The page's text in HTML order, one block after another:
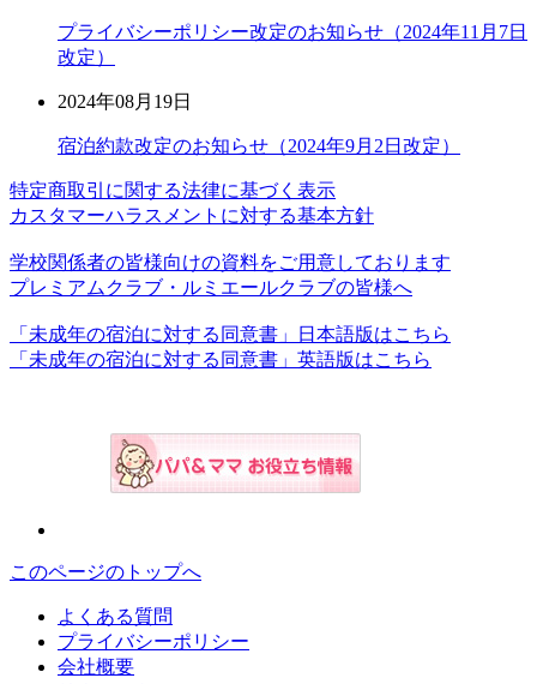
プライバシーポリシー改定のお知らせ（2024年11月7日
改定）
2024年08月19日
宿泊約款改定のお知らせ（2024年9月2日改定）
特定商取引に関する法律に基づく表示
カスタマーハラスメントに対する基本方針
学校関係者の皆様向けの資料をご用意しております
プレミアムクラブ・ルミエールクラブの皆様へ
「未成年の宿泊に対する同意書」日本語版はこちら
「未成年の宿泊に対する同意書」英語版はこちら
このページのトップへ
よくある質問
プライバシーポリシー
会社概要